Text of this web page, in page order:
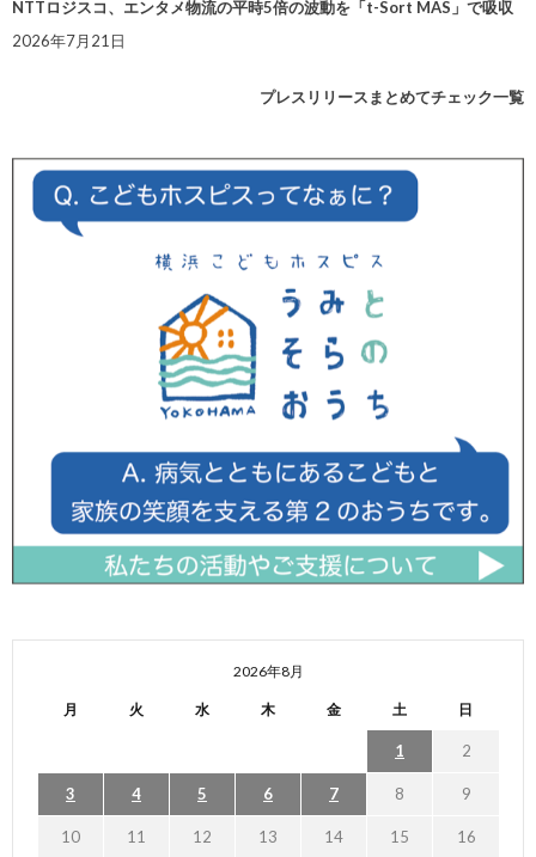
NTTロジスコ、エンタメ物流の平時5倍の波動を「t-Sort MAS」で吸収
2026年7月21日
プレスリリースまとめてチェック一覧
2026年8月
月 火 水 木 金 土 日
1 2
3 4 5 6 7 8 9
10 11 12 13 14 15 16